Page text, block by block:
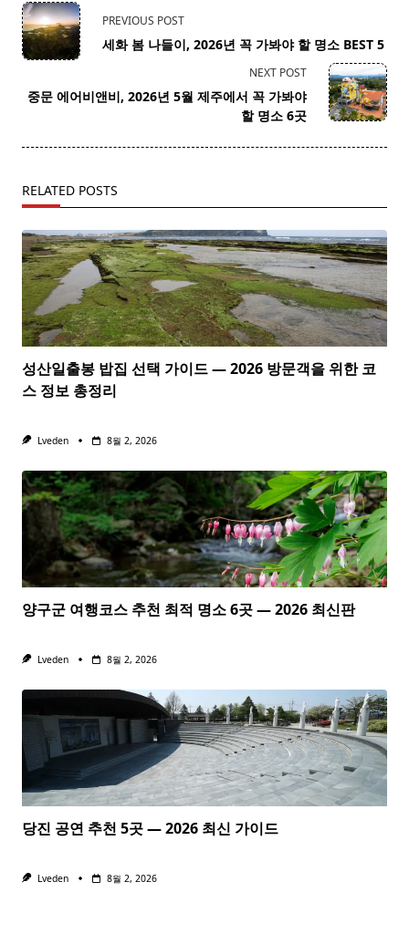
<span
class="nav-
subtitle
reader-
PREVIOUS POST
세화 봄 나들이, 2026년 꼭 가봐야 할 명소 BEST 5
NEXT POST
중문 에어비앤비, 2026년 5월 제주에서 꼭 가봐야
할 명소 6곳
RELATED POSTS
성산일출봉 밥집 선택 가이드 — 2026 방문객을 위한 코
스 정보 총정리
Lveden 8월 2, 2026
양구군 여행코스 추천 최적 명소 6곳 — 2026 최신판
Lveden 8월 2, 2026
당진 공연 추천 5곳 — 2026 최신 가이드
Lveden 8월 2, 2026